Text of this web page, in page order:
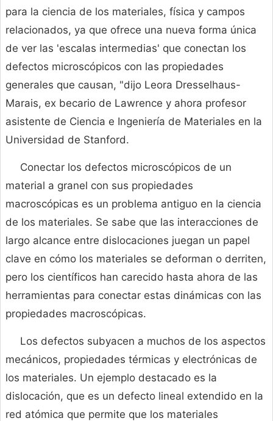
para la ciencia de los materiales, física y campos
relacionados, ya que ofrece una nueva forma única
de ver las 'escalas intermedias' que conectan los
defectos microscópicos con las propiedades
generales que causan, "dijo Leora Dresselhaus-
Marais, ex becario de Lawrence y ahora profesor
asistente de Ciencia e Ingeniería de Materiales en la
Universidad de Stanford.
Conectar los defectos microscópicos de un
material a granel con sus propiedades
macroscópicas es un problema antiguo en la ciencia
de los materiales. Se sabe que las interacciones de
largo alcance entre dislocaciones juegan un papel
clave en cómo los materiales se deforman o derriten,
pero los científicos han carecido hasta ahora de las
herramientas para conectar estas dinámicas con las
propiedades macroscópicas.
Los defectos subyacen a muchos de los aspectos
mecánicos, propiedades térmicas y electrónicas de
los materiales. Un ejemplo destacado es la
dislocación, que es un defecto lineal extendido en la
red atómica que permite que los materiales